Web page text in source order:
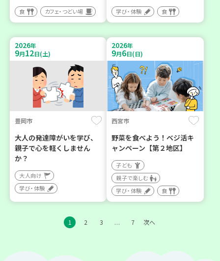
食 カフェ・つどい場 学び・体験 食
2026年
9月12日(土)
豊岡市
大人の発達障がいを学び、
親子で心を軽くしません
か？
大人向け
学び・体験
2026年
9月6日(日)
西宮市
野菜を食べよう！ベジ活キ
ャンペーン【第２地区】
子ども
親子で楽しむ
学び・体験
食
1 2 3 … 7 次へ